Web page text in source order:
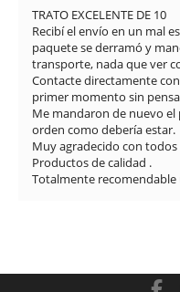
TRATO EXCELENTE DE 10
Recibí el envío en un mal
paquete se derramó y
transporte, nada que ver
Contacte directamente
primer momento sin
Me mandaron de nuevo
orden como debería estar.
Muy agradecido con
Productos de calidad .
Totalmente